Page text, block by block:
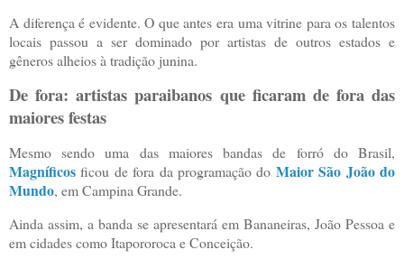
A diferença é evidente. O que antes era uma vitrine para os talentos
locais passou a ser dominado por artistas de outros estados e
gêneros alheios à tradição junina.
De fora: artistas paraibanos que ficaram de fora das
maiores festas
Mesmo sendo uma das maiores bandas de forró do Brasil,
Magníficos ficou de fora da programação do Maior São João do
Mundo, em Campina Grande.
Ainda assim, a banda se apresentará em Bananeiras, João Pessoa e
em cidades como Itapororoca e Conceição.